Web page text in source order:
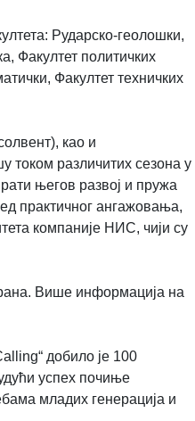
Рударско-геолошки,
Факултет политичких
Факултет техничких
као и
током различитих сезона у
његов развој и пружа
практичног ангажовања,
компаније НИС, чији су
Више информација на
добило је 100
успех почиње
младих генерација и